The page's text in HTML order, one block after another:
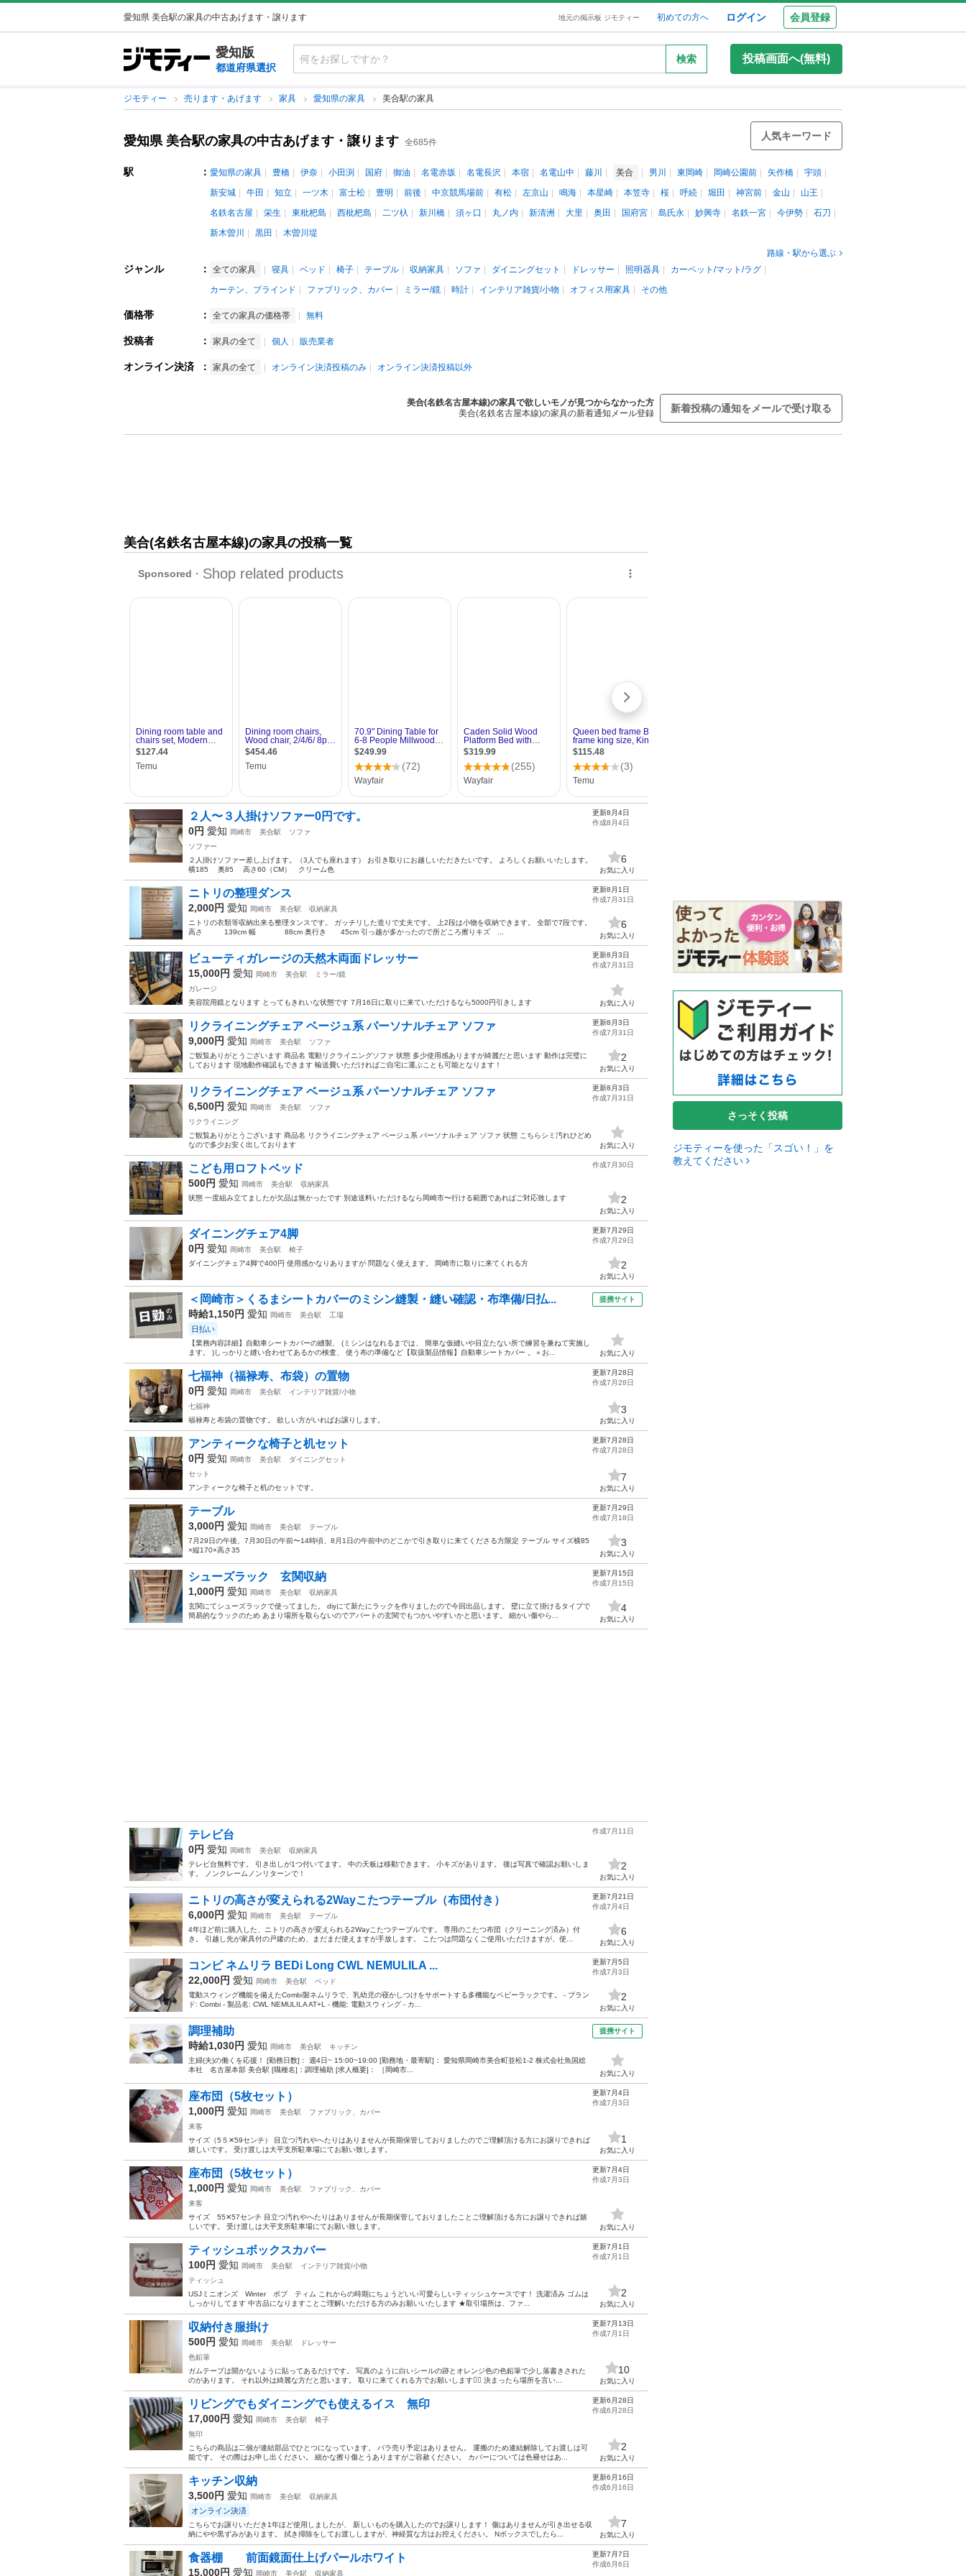
愛知県 美合駅の家具の中古あげます・譲ります 地元の掲示板 ジモティー 初めての方へ ログイン 会員登録
愛知版
都道府県選択
検索 投稿画面へ(無料)
ジモティー 売ります・あげます 家具 愛知県の家具 美合駅の家具
愛知県 美合駅の家具の中古あげます・譲ります 全685件
人気キーワード
駅 ： 愛知県の家具 豊橋 伊奈 小田渕 国府 御油 名電赤坂 名電長沢 本宿 名電山中 藤川 美合 男川 東岡崎 岡崎公園前 矢作橋
宇頭
新安城
牛田 知立 一ツ木 富士松 豊明 前後 中京競馬場前 有松 左京山 鳴海 本星崎 本笠寺 桜 呼続 堀田 神宮前 金山
山王
名鉄名古屋
栄生 東枇杷島 西枇杷島 二ツ杁 新川橋 須ヶ口 丸ノ内 新清洲 大里 奥田 国府宮 島氏永 妙興寺 名鉄一宮 今伊勢
石刀
新木曽川
黒田
木曽川堤
路線・駅から選ぶ
ジャンル ： 全ての家具 寝具 ベッド 椅子 テーブル 収納家具 ソファ ダイニングセット ドレッサー 照明器具
カーペット/マット/ラグ
カーテン、ブラインド
ファブリック、カバー ミラー/鏡 時計 インテリア雑貨/小物 オフィス用家具 その他
価格帯 ： 全ての家具の価格帯 無料
投稿者 ： 家具の全て 個人 販売業者
オンライン決済 ： 家具の全て オンライン決済投稿のみ オンライン決済投稿以外
美合(名鉄名古屋本線)の家具で欲しいモノが見つからなかった方
美合(名鉄名古屋本線)の家具の新着通知メール登録
新着投稿の通知をメールで受け取る
美合(名鉄名古屋本線)の家具の投稿一覧
２人〜３人掛けソファー0円です。
0円 愛知 岡崎市 美合駅
ソファ
ソファー
２人掛けソファー差し上げます。（3人でも座れます） お引き取りにお越しいただきたいです。 よろしくお願いいたします。
横185 奥85 高さ60（CM） クリーム色
更新8月4日
作成8月4日
6
お気に入り
ニトリの整理ダンス
2,000円 愛知 岡崎市 美合駅
収納家具
ニトリの衣類等収納出来る整理タンスです。 ガッチリした造りで丈夫です。 上2段は小物を収納できます。 全部で7段です。
高さ 139cm 幅 88cm 奥行き 45cm 引っ越が多かったので所どころ擦りキズ ...
更新8月1日
作成7月31日
6
お気に入り
ビューティガレージの天然木両面ドレッサー
15,000円 愛知 岡崎市 美合駅
ミラー/鏡
ガレージ
美容院用鏡となります とってもきれいな状態です 7月16日に取りに来ていただけるなら5000円引きします
更新8月3日
作成7月31日
お気に入り
リクライニングチェア ベージュ系 パーソナルチェア ソファ
9,000円 愛知 岡崎市 美合駅
ソファ
ご観覧ありがとうございます 商品名 電動リクライニングソファ 状態 多少使用感ありますが綺麗だと思います 動作は完璧に
しております 現地動作確認もできます 輸送費いただければご自宅に運ぶことも可能となります！
更新8月3日
作成7月31日
2
お気に入り
リクライニングチェア ベージュ系 パーソナルチェア ソファ
6,500円 愛知 岡崎市 美合駅
ソファ
リクライニング
ご観覧ありがとうございます 商品名 リクライニングチェア ベージュ系 パーソナルチェア ソファ 状態 こちらシミ汚れひどめ
なので多少お安く出しております
更新8月3日
作成7月31日
お気に入り
こども用ロフトベッド
500円 愛知 岡崎市 美合駅
収納家具
状態 一度組み立てましたが欠品は無かったです 別途送料いただけるなら岡崎市〜行ける範囲であればご対応致します
作成7月30日
2
お気に入り
ダイニングチェア4脚
0円 愛知 岡崎市 美合駅
椅子
ダイニングチェア4脚で400円 使用感かなりありますが 問題なく使えます。 岡崎市に取りに来てくれる方
更新7月29日
作成7月29日
2
お気に入り
＜岡崎市＞くるまシートカバーのミシン縫製・縫い確認・布準備/日払...
時給1,150円 愛知 岡崎市 美合駅 工場
日払い
【業務内容詳細】自動車シートカバーの縫製、 (ミシンはなれるまでは、 簡単な仮縫いや目立たない所で練習を兼ねて実施し
ます。 )しっかりと縫い合わせてあるかの検査、 使う布の準備など【取扱製品情報】自動車シートカバー 。＋お...
提携サイト
お気に入り
七福神（福禄寿、布袋）の置物
0円 愛知 岡崎市 美合駅
インテリア雑貨/小物
七福神
福禄寿と布袋の置物です。 欲しい方がいればお譲りします。
更新7月28日
作成7月28日
3
お気に入り
アンティークな椅子と机セット
0円 愛知 岡崎市 美合駅
ダイニングセット
セット
アンティークな椅子と机のセットです。
更新7月28日
作成7月28日
7
お気に入り
テーブル
3,000円 愛知 岡崎市 美合駅
テーブル
7月29日の午後、7月30日の午前〜14時頃、8月1日の午前中のどこかで引き取りに来てくださる方限定 テーブル サイズ横85
×縦170×高さ35
更新7月29日
作成7月18日
3
お気に入り
シューズラック 玄関収納
1,000円 愛知 岡崎市 美合駅
収納家具
玄関にてシューズラックで使ってました。 diyにて新たにラックを作りましたので今回出品します。 壁に立て掛けるタイプで
簡易的なラックのため あまり場所を取らないのでアパートの玄関でもつかいやすいかと思います。 細かい傷やら...
更新7月15日
作成7月15日
4
お気に入り
テレビ台
0円 愛知 岡崎市 美合駅
収納家具
テレビ台無料です。 引き出しが1つ付いてます。 中の天板は移動できます。 小キズがあります。 後は写真で確認お願いしま
す。 ノンクレームノンリターンで！
作成7月11日
2
お気に入り
ニトリの高さが変えられる2Wayこたつテーブル（布団付き）
6,000円 愛知 岡崎市 美合駅
テーブル
4年ほど前に購入した、ニトリの高さが変えられる2Wayこたつテーブルです。 専用のこたつ布団（クリーニング済み）付
き。 引越し先が家具付の戸建のため、まだまだ使えますが手放します。 こたつは問題なくご使用いただけますが、使...
更新7月21日
作成7月4日
6
お気に入り
コンビ ネムリラ BEDi Long CWL NEMULILA ...
22,000円 愛知 岡崎市 美合駅
ベッド
電動スウィング機能を備えたCombi製ネムリラで、乳幼児の寝かしつけをサポートする多機能なベビーラックです。 - ブラン
ド: Combi - 製品名: CWL NEMULILA AT+L - 機能: 電動スウィング - カ...
更新7月5日
作成7月3日
2
お気に入り
調理補助
時給1,030円 愛知 岡崎市 美合駅
キッチン
主婦(夫)の働くを応援！ [勤務日数]： 週4日~ 15:00~19:00 [勤務地・最寄駅]： 愛知県岡崎市美合町並松1-2 株式会社魚国総
本社 名古屋本部 美合駅 [職種名]：調理補助 [求人概要]： ［岡崎市...
提携サイト
お気に入り
座布団（5枚セット）
1,000円 愛知 岡崎市 美合駅
ファブリック、カバー
来客
サイズ（5５✕59センチ） 目立つ汚れやへたりはありませんが長期保管しておりましたのでご理解頂ける方にお譲りできれば
嬉しいです。 受け渡しは大平支所駐車場にてお願い致します。
更新7月4日
作成7月3日
1
お気に入り
座布団（5枚セット）
1,000円 愛知 岡崎市 美合駅
ファブリック、カバー
来客
サイズ 55✕57センチ 目立つ汚れやへたりはありませんが長期保管しておりましたことご理解頂ける方にお譲りできれば嬉
しいです。 受け渡しは大平支所駐車場にてお願い致します。
更新7月4日
作成7月3日
お気に入り
ティッシュボックスカバー
100円 愛知 岡崎市 美合駅
インテリア雑貨/小物
ティッシュ
USJミニオンズ Winter ボブ ティム これからの時期にちょうどいい可愛らしいティッシュケースです！ 洗濯済み ゴムは
しっかりしてます 中古品になりますことご理解いただける方のみお願いいたします ★取引場所は、ファ...
更新7月1日
作成7月1日
2
お気に入り
収納付き服掛け
500円 愛知 岡崎市 美合駅
ドレッサー
色鉛筆
ガムテープは開かないように貼ってあるだけです。 写真のように白いシールの跡とオレンジ色の色鉛筆で少し落書きされた
のがあります。 それ以外は綺麗な方だと思います。 取りに来てくれる方でお願いします🙇‍♀️ 決まったら場所を言い...
更新7月13日
作成7月1日
10
お気に入り
リビングでもダイニングでも使えるイス 無印
17,000円 愛知 岡崎市 美合駅
椅子
無印
こちらの商品は二個が連結部品でひとつになっています。 バラ売り予定はありません。 運搬のため連結解除してお渡しは可
能です。 その際はお申し出ください。 細かな擦り傷とうありますがご容赦ください。 カバーについては色褪せはあ...
更新6月28日
作成6月28日
2
お気に入り
キッチン収納
3,500円 愛知 岡崎市 美合駅 収納家具
オンライン決済
こちらでお譲りいただき1年ほど使用しましたが、 新しいものを購入したのでお譲りします！ 傷はありませんが引き出せる収
納にやや黒ずみがあります。 拭き掃除をしてお渡ししますが、神経質な方はお控えください。 Nボックスでしたら...
更新6月16日
作成6月16日
7
お気に入り
食器棚 前面鏡面仕上げパールホワイト
15,000円 愛知 岡崎市 美合駅 収納家具
更新7月7日
作成6月6日
さっそく投稿
ジモティーを使った「スゴい！」を
教えてください